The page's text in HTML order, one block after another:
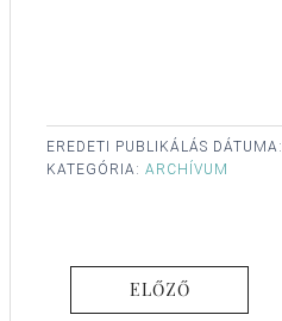
EREDETI PUBLIKÁLÁS DÁTUMA:
KATEGÓRIA: ARCHÍVUM
ELŐZŐ